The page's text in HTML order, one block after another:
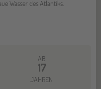
Wasser des Atlantiks.
AB
17
JAHREN